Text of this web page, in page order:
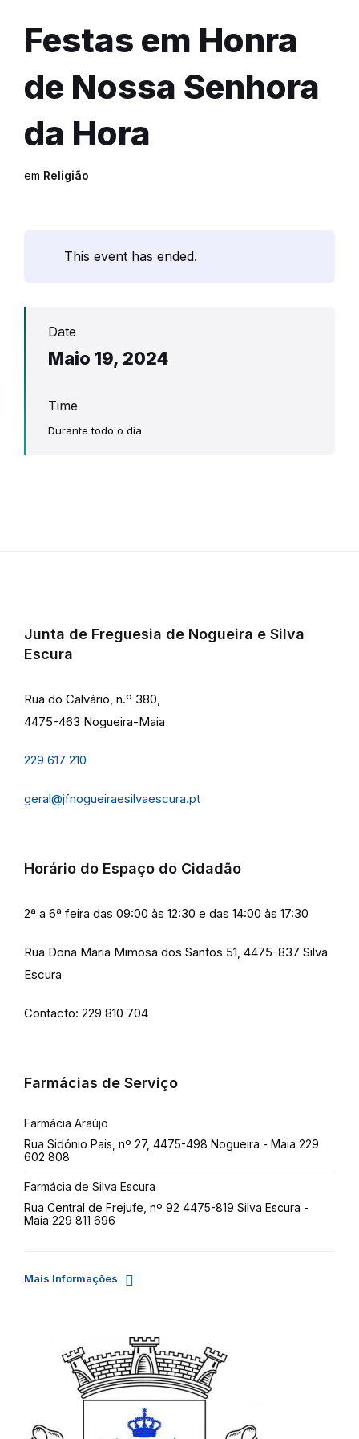
Festas em Honra
de Nossa Senhora
da Hora
em Religião
This event has ended.
Date
Maio 19, 2024
Time
Durante todo o dia
Junta de Freguesia de Nogueira e Silva
Escura
Rua do Calvário, n.º 380,
4475-463 Nogueira-Maia
229 617 210
geral@jfnogueiraesilvaescura.pt
Horário do Espaço do Cidadão
2ª a 6ª feira das 09:00 às 12:30 e das 14:00 às 17:30
Rua Dona Maria Mimosa dos Santos 51, 4475-837 Silva
Escura
Contacto: 229 810 704
Farmácias de Serviço
Farmácia Araújo
Rua Sidónio Pais, nº 27, 4475-498 Nogueira - Maia 229
602 808
Farmácia de Silva Escura
Rua Central de Frejufe, nº 92 4475-819 Silva Escura -
Maia 229 811 696
Mais Informações